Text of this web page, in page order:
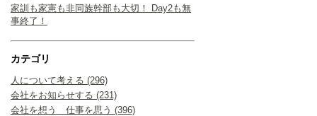
家訓も家憲も非同族幹部も大切！ Day2も無
事終了！
カテゴリ
人について考える (296)
会社をお知らせする (231)
会社を想う 仕事を思う (396)